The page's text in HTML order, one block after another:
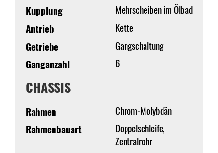
Kupplung
Mehrscheiben im Ölbad
Antrieb
Kette
Getriebe
Gangschaltung
Ganganzahl
6
CHASSIS
Rahmen
Chrom-Molybdän
Rahmenbauart
Doppelschleife,
Zentralrohr